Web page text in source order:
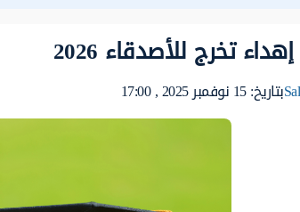
تخرج للأصدقاء 2026
بتاريخ: 15 نوفمبر 2025 , 17:00